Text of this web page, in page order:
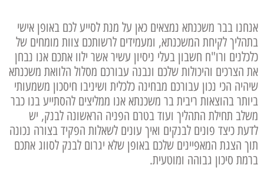
אנחנו בבר משכנתא נמצאים כאן על מנת לסייע לכם באופן אישי
בתהליך לקיחת המשכנתא, ומעמידים לרשותכם צוות מומחים של
כלכלנים ורו"ח חשבון בעלי ניסיון עשיר אשר ילוו אתכם אנו נבחן
את הצרכים והיכולות שלכם ונבנה עבורכם מסלול הלוואת משכנתא
שיהיה הכי נכון עבורכם מבחינה כלכלית ושיניבו חיסכון משמעותי
ביותר בהוצאות ריבית בר משכנתא אנו ממליצים להסתייע בנו כבר
משלב תחילת התהליך ועוד בטרם הפניה הראשונה לבנק, יש
לדעת כיצד פונים לבנקים ואיך עונים לשאלות הפקיד בצורה נכונה
תוך הצגת המאפיינים שלכם באופן שלא יגרום לבנק לסווג אתכם
ברמת סיכון גבוהה ומוטעית.